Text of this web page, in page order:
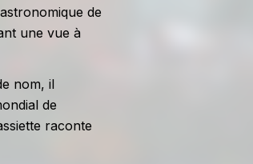
de
une vue à
nom, il
de
raconte